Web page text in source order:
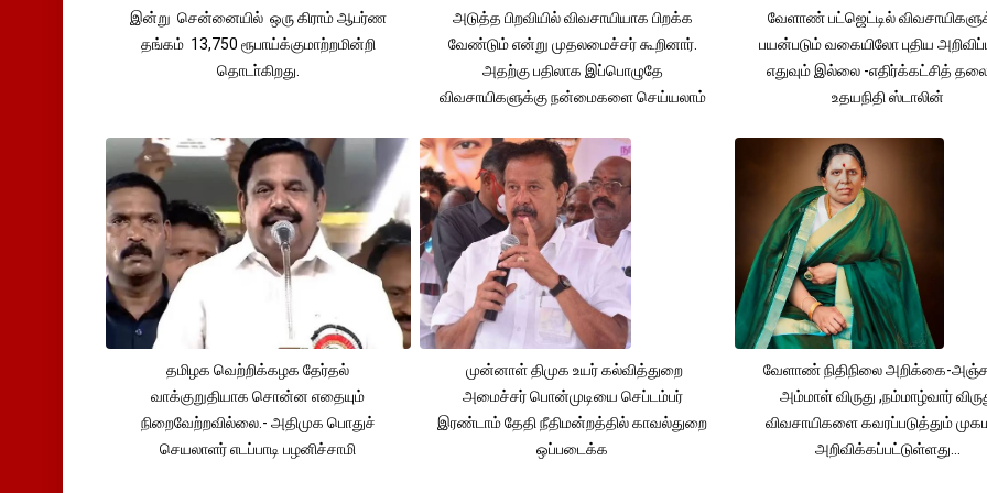
இன்று சென்னையில் ஒரு கிராம் ஆபர்ண
தங்கம் 13,750 ரூபாய்க்குமாற்றமின்றி
தொடா்கிறது.
அடுத்த பிறவியில் விவசாயியாக பிறக்க
வேண்டும் என்று முதலமைச்சர் கூறினார்.
அதற்கு பதிலாக இப்பொழுதே
விவசாயிகளுக்கு நன்மைகளை செய்யலாம்
வேளாண் பட்ஜெட்டில்
பயன்படும் வகையிலோ புதிய
எதுவும் இல்லை -எதிர்க்கட்சித்
உதயநிதி ஸ்டாலின்
தமிழக வெற்றிக்கழக தேர்தல்
வாக்குறுதியாக சொன்ன எதையும்
நிறைவேற்றவில்லை.- அதிமுக பொதுச்
செயலாளர் எடப்பாடி பழனிச்சாமி
முன்னாள் திமுக உயர் கல்வித்துறை
அமைச்சர் பொன்முடியை செப்டம்பர்
இரண்டாம் தேதி நீதிமன்றத்தில் காவல்துறை
ஒப்படைக்க
வேளாண் நிதிநிலை அறிக்கை-
அம்மாள் விருது ,நம்மாழ்வார்
விவசாயிகளை கவரப்படுத்தும்
அறிவிக்கப்பட்டுள்ளது...